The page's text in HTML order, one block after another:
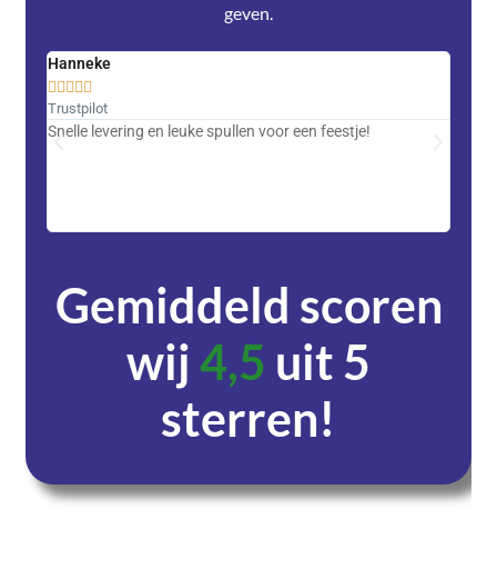
geven.
Hanneke
    
Trustpilot
Snelle levering en leuke spullen voor een feestje!
Gemiddeld scoren
wij4,5 uit 5
sterren!